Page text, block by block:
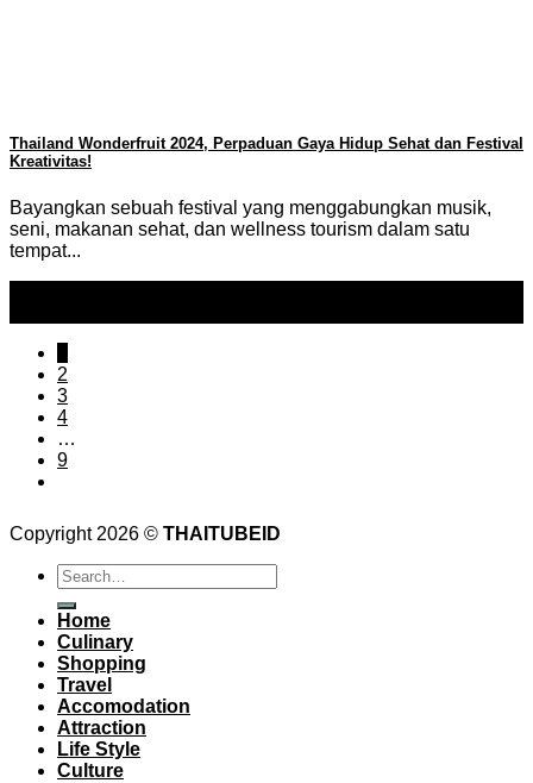
Thailand Wonderfruit 2024, Perpaduan Gaya Hidup Sehat dan Festival
Kreativitas!
Bayangkan sebuah festival yang menggabungkan musik,
seni, makanan sehat, dan wellness tourism dalam satu
tempat...
2
3
4
…
9
Copyright 2026 © THAITUBEID
Home
Culinary
Shopping
Travel
Accomodation
Attraction
Life Style
Culture